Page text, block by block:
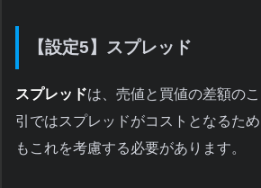
【設定5】スプレッド
スプレッドは、売値と買値の差額の
引ではスプレッドがコストとなるた
もこれを考慮する必要があります。